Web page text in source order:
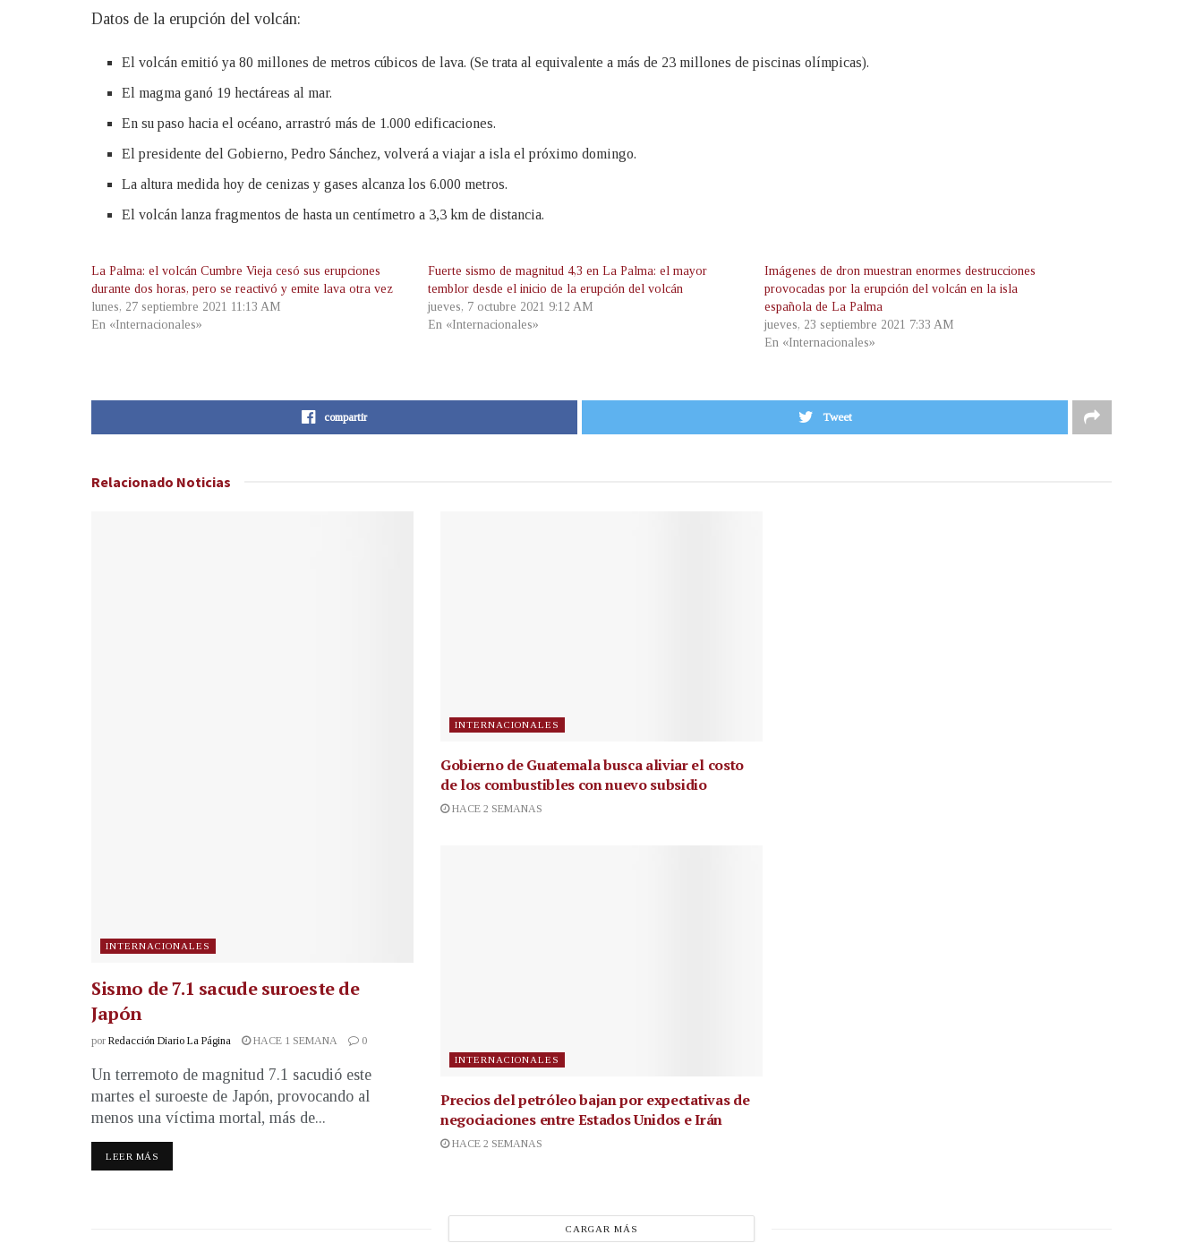
Datos de la erupción del volcán:
El volcán emitió ya 80 millones de metros cúbicos de lava. (Se trata al equivalente a más de 23 millones de piscinas olímpicas).
El magma ganó 19 hectáreas al mar.
En su paso hacia el océano, arrastró más de 1.000 edificaciones.
El presidente del Gobierno, Pedro Sánchez, volverá a viajar a isla el próximo domingo.
La altura medida hoy de cenizas y gases alcanza los 6.000 metros.
El volcán lanza fragmentos de hasta un centímetro a 3,3 km de distancia.
La Palma: el volcán Cumbre Vieja cesó sus erupciones
durante dos horas, pero se reactivó y emite lava otra vez
lunes, 27 septiembre 2021 11:13 AM
En «Internacionales»
Fuerte sismo de magnitud 4,3 en La Palma: el mayor
temblor desde el inicio de la erupción del volcán
jueves, 7 octubre 2021 9:12 AM
En «Internacionales»
Imágenes de dron muestran enormes destrucciones
provocadas por la erupción del volcán en la isla
española de La Palma
jueves, 23 septiembre 2021 7:33 AM
En «Internacionales»
compartir Tweet
Relacionado Noticias
INTERNACIONALES
Sismo de 7.1 sacude suroeste de
Japón
por Redacción Diario La Página HACE 1 SEMANA 0
Un terremoto de magnitud 7.1 sacudió este
martes el suroeste de Japón, provocando al
menos una víctima mortal, más de...
LEER MÁS
INTERNACIONALES
Gobierno de Guatemala busca aliviar el costo
de los combustibles con nuevo subsidio
HACE 2 SEMANAS
INTERNACIONALES
Precios del petróleo bajan por expectativas de
negociaciones entre Estados Unidos e Irán
HACE 2 SEMANAS
CARGAR MÁS